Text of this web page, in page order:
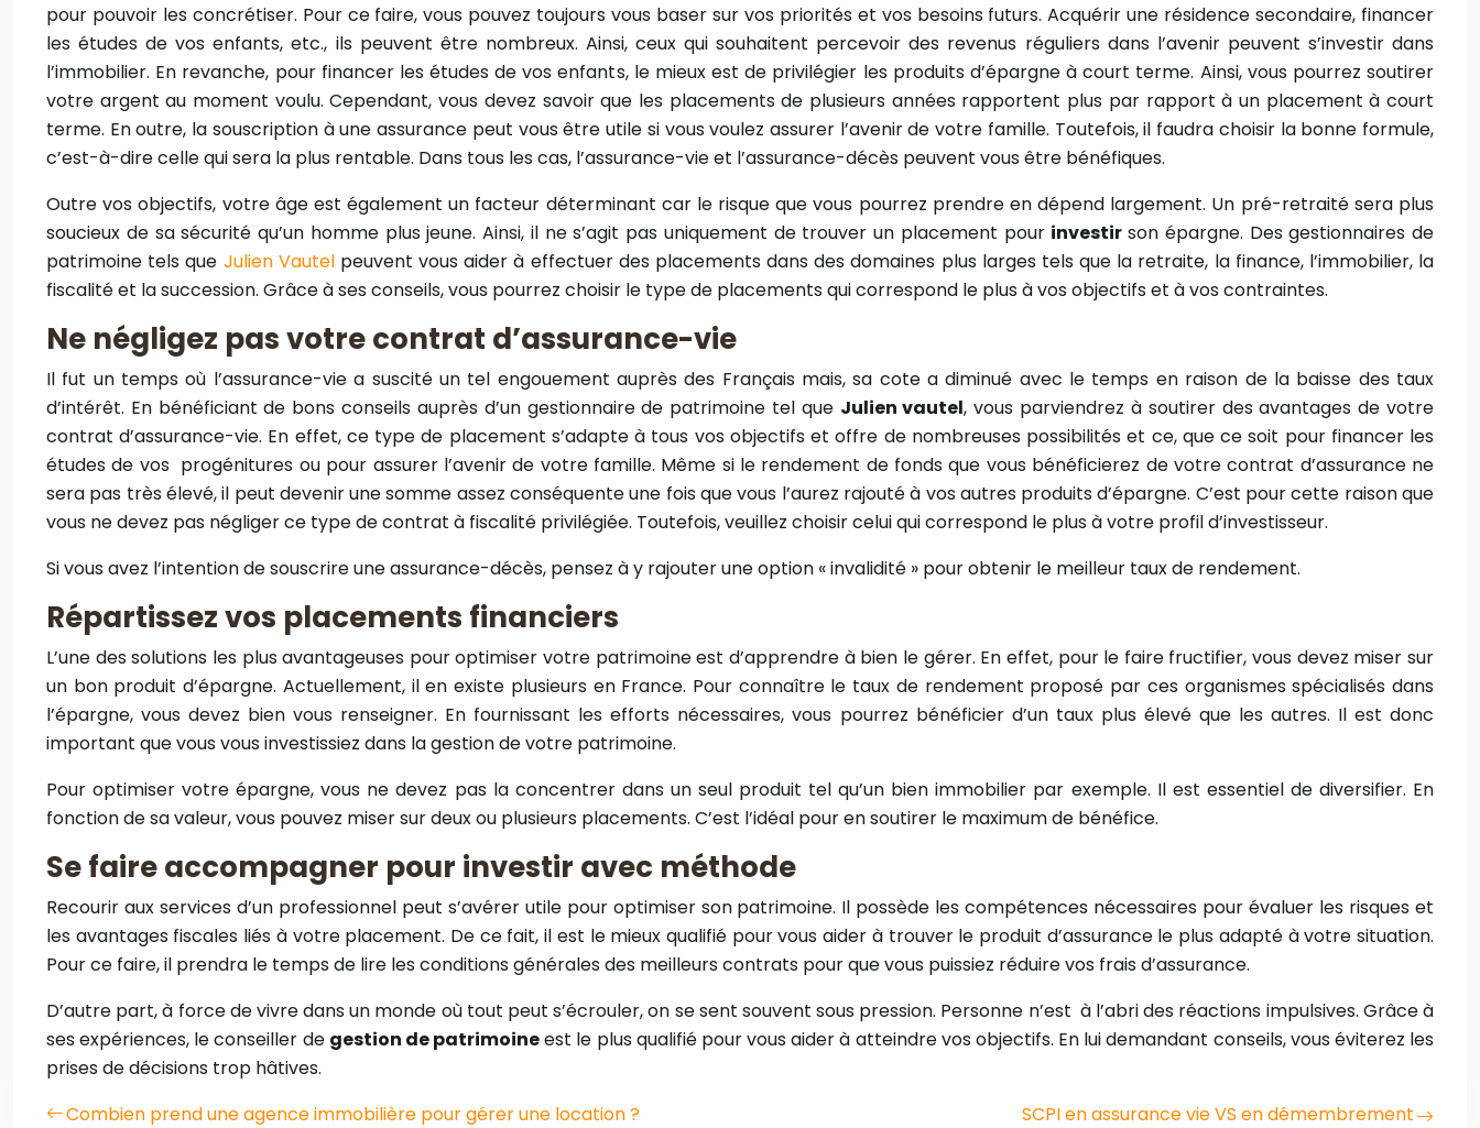
pour pouvoir les concrétiser. Pour ce faire, vous pouvez toujours vous baser sur vos priorités et vos besoins futurs. Acquérir une résidence secondaire, financer
les études de vos enfants, etc., ils peuvent être nombreux. Ainsi, ceux qui souhaitent percevoir des revenus réguliers dans l’avenir peuvent s’investir dans
l’immobilier. En revanche, pour financer les études de vos enfants, le mieux est de privilégier les produits d’épargne à court terme. Ainsi, vous pourrez soutirer
votre argent au moment voulu. Cependant, vous devez savoir que les placements de plusieurs années rapportent plus par rapport à un placement à court
terme. En outre, la souscription à une assurance peut vous être utile si vous voulez assurer l’avenir de votre famille. Toutefois, il faudra choisir la bonne formule,
c’est-à-dire celle qui sera la plus rentable. Dans tous les cas, l’assurance-vie et l’assurance-décès peuvent vous être bénéfiques.
Outre vos objectifs, votre âge est également un facteur déterminant car le risque que vous pourrez prendre en dépend largement. Un pré-retraité sera plus
soucieux de sa sécurité qu’un homme plus jeune. Ainsi, il ne s’agit pas uniquement de trouver un placement pour investir son épargne. Des gestionnaires de
patrimoine tels que Julien Vautelpeuvent vous aider à effectuer des placements dans des domaines plus larges tels que la retraite, la finance, l’immobilier, la
fiscalité et la succession. Grâce à ses conseils, vous pourrez choisir le type de placements qui correspond le plus à vos objectifs et à vos contraintes.
Ne négligez pas votre contrat d’assurance-vie
Il fut un temps où l’assurance-vie a suscité un tel engouement auprès des Français mais, sa cote a diminué avec le temps en raison de la baisse des taux
d’intérêt. En bénéficiant de bons conseils auprès d’un gestionnaire de patrimoine tel que Julien vautel, vous parviendrez à soutirer des avantages de votre
contrat d’assurance-vie. En effet, ce type de placement s’adapte à tous vos objectifs et offre de nombreuses possibilités et ce, que ce soit pour financer les
études de vos progénitures ou pour assurer l’avenir de votre famille. Même si le rendement de fonds que vous bénéficierez de votre contrat d’assurance ne
sera pas très élevé, il peut devenir une somme assez conséquente une fois que vous l’aurez rajouté à vos autres produits d’épargne. C’est pour cette raison que
vous ne devez pas négliger ce type de contrat à fiscalité privilégiée. Toutefois, veuillez choisir celui qui correspond le plus à votre profil d’investisseur.
Si vous avez l’intention de souscrire une assurance-décès, pensez à y rajouter une option « invalidité » pour obtenir le meilleur taux de rendement.
Répartissez vos placements financiers
L’une des solutions les plus avantageuses pour optimiser votre patrimoine est d’apprendre à bien le gérer. En effet, pour le faire fructifier, vous devez miser sur
un bon produit d’épargne. Actuellement, il en existe plusieurs en France. Pour connaître le taux de rendement proposé par ces organismes spécialisés dans
l’épargne, vous devez bien vous renseigner. En fournissant les efforts nécessaires, vous pourrez bénéficier d’un taux plus élevé que les autres. Il est donc
important que vous vous investissiez dans la gestion de votre patrimoine.
Pour optimiser votre épargne, vous ne devez pas la concentrer dans un seul produit tel qu’un bien immobilier par exemple. Il est essentiel de diversifier. En
fonction de sa valeur, vous pouvez miser sur deux ou plusieurs placements. C’est l’idéal pour en soutirer le maximum de bénéfice.
Se faire accompagner pour investir avec méthode
Recourir aux services d’un professionnel peut s’avérer utile pour optimiser son patrimoine. Il possède les compétences nécessaires pour évaluer les risques et
les avantages fiscales liés à votre placement. De ce fait, il est le mieux qualifié pour vous aider à trouver le produit d’assurance le plus adapté à votre situation.
Pour ce faire, il prendra le temps de lire les conditions générales des meilleurs contrats pour que vous puissiez réduire vos frais d’assurance.
D’autre part, à force de vivre dans un monde où tout peut s’écrouler, on se sent souvent sous pression. Personne n’est à l’abri des réactions impulsives. Grâce à
ses expériences, le conseiller de gestion de patrimoineest le plus qualifié pour vous aider à atteindre vos objectifs. En lui demandant conseils, vous éviterez les
prises de décisions trop hâtives.
Combien prend une agence immobilière pour gérer une location ?
SCPI en assurance vie VS en démembrement